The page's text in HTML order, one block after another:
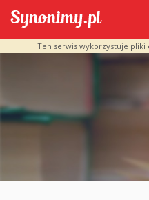
Ten serwis wykorzystuje pliki